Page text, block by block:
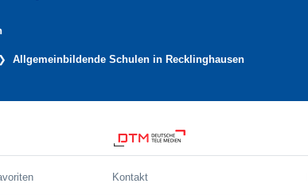
Allgemeinbildende Schulen in Recklinghausen
Kontakt